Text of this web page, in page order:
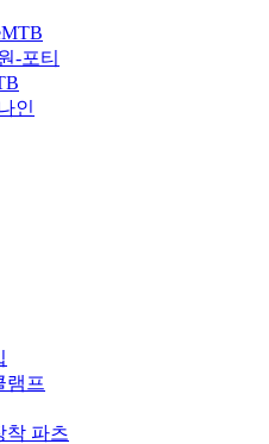
-포티
인
램프
착 파츠